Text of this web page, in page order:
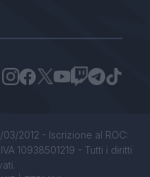
2012 - Iscrizione al ROC:
10938501219 - Tutti i diritti